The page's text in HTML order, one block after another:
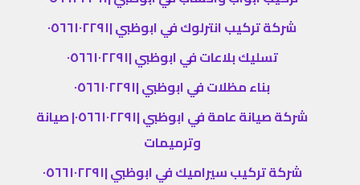
شركة تركيب انترلوك في ابوظبي |٠٥٦٦١٠٢٢٩١
تسليك بلاعات في ابوظبي |٠٥٦٦١٠٢٢٩١
بناء مظلات في ابوظبي |٠٥٦٦١٠٢٢٩١
شركة صيانة عامة في ابوظبي |٠٥٦٦١٠٢٢٩١| صيانة
وترميمات
شركة تركيب سيراميك في ابوظبي |٠٥٦٦١٠٢٢٩١